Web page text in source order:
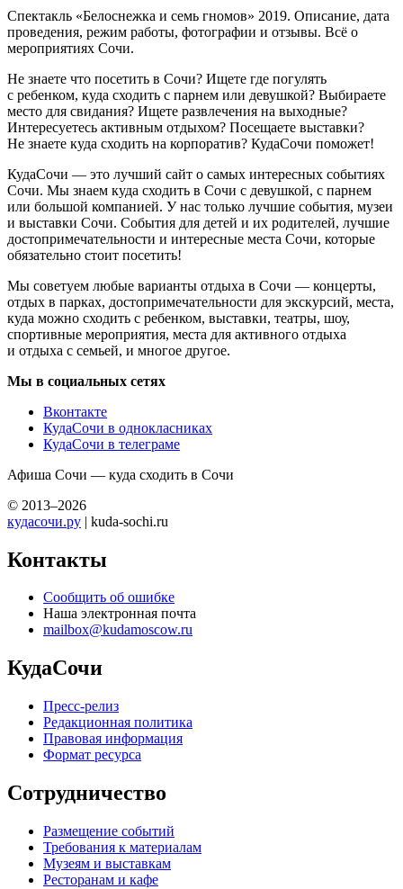
Спектакль «Белоснежка и семь гномов» 2019. Описание, дата
проведения, режим работы, фотографии и отзывы. Всё о
мероприятиях Сочи.
Не знаете что посетить в Сочи? Ищете где погулять
с ребенком, куда сходить с парнем или девушкой? Выбираете
место для свидания? Ищете развлечения на выходные?
Интересуетесь активным отдыхом? Посещаете выставки?
Не знаете куда сходить на корпоратив? КудаСочи поможет!
КудаСочи — это лучший сайт о самых интересных событиях
Сочи. Мы знаем куда сходить в Сочи с девушкой, с парнем
или большой компанией. У нас только лучшие события, музеи
и выставки Сочи. События для детей и их родителей, лучшие
достопримечательности и интересные места Сочи, которые
обязательно стоит посетить!
Мы советуем любые варианты отдыха в Сочи — концерты,
отдых в парках, достопримечательности для экскурсий, места,
куда можно сходить с ребенком, выставки, театры, шоу,
спортивные мероприятия, места для активного отдыха
и отдыха с семьей, и многое другое.
Мы в социальных сетях
Вконтакте
КудаСочи в однокласниках
КудаСочи в телеграме
Афиша Сочи — куда сходить в Сочи
© 2013–2026
кудасочи.ру | kuda-sochi.ru
Контакты
Сообщить об ошибке
Наша электронная почта
mailbox@kudamoscow.ru
КудаСочи
Пресс-релиз
Редакционная политика
Правовая информация
Формат ресурса
Сотрудничество
Размещение событий
Требования к материалам
Музеям и выставкам
Ресторанам и кафе